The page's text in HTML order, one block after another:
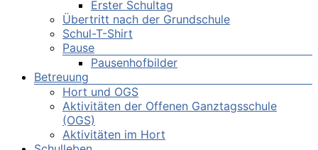
Erster Schultag
Übertritt nach der Grundschule
Schul-T-Shirt
Pause
Pausenhofbilder
Betreuung
Hort und OGS
Aktivitäten der Offenen Ganztagsschule
(OGS)
Aktivitäten im Hort